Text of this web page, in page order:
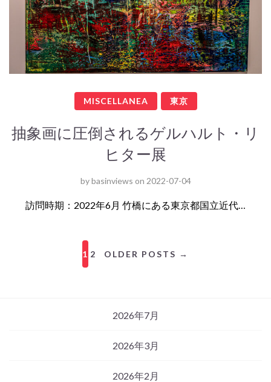
MISCELLANEA 東京
抽象画に圧倒されるゲルハルト・リ
ヒター展
bybasinviews on 2022-07-04
訪問時期：2022年6月 竹橋にある東京都国立近代…
1 2 OLDER POSTS →
2026年7月
2026年3月
2026年2月